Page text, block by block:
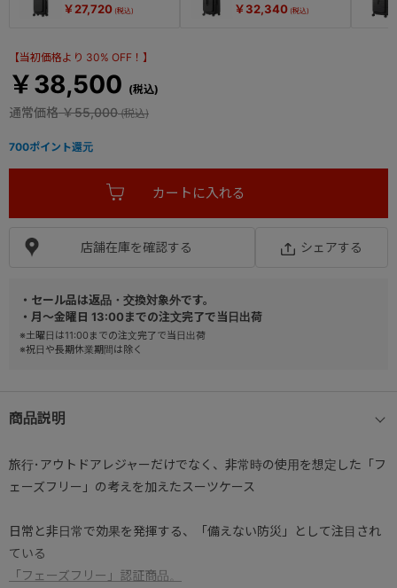
・セール品は返品・交換対象外です。
・月～金曜日 13:00までの注文完了で当日出荷
※土曜日は11:00までの注文完了で当日出荷
※祝日や長期休業期間は除く
【当初価格より 30% OFF！】
￥38,500
通常価格￥55,000
商品説明
旅行･アウトドアレジャーだけでなく、非常時の使用を想定した「フ
ェーズフリー」の考えを加えたスーツケース
日常と非日常で効果を発揮する、「備えない防災」として注目され
ている
「フェーズフリー」認証商品。
￥27,720 ￥32,340
店舗在庫を確認する シェアする
700ポイント還元